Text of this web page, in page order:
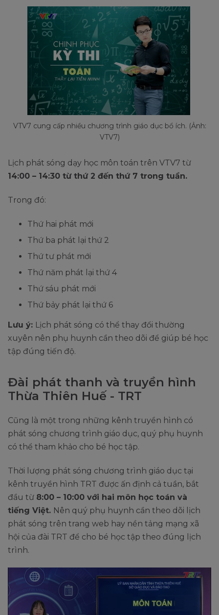
VTV7 cung cấp nhiều chương trình giáo dục bổ ích. (Ảnh:
VTV7)
Lịch phát sóng dạy học môn toán trên VTV7 từ
14:00 – 14:30 từ thứ 2 đến thứ 7 trong tuần.
Trong đó:
Thứ hai phát mới
Thứ ba phát lại thứ 2
Thứ tư phát mới
Thứ năm phát lại thứ 4
Thứ sáu phát mới
Thứ bảy phát lại thứ 6
Lưu ý: Lịch phát sóng có thể thay đổi thường
xuyên nên phụ huynh cần theo dõi để giúp bé học
tập đúng tiến độ.
Đài phát thanh và truyền hình
Thừa Thiên Huế - TRT
Cũng là một trong những kênh truyền hình có
phát sóng chương trình giáo dục, quý phụ huynh
có thể tham khảo cho bé học tập.
Thời lượng phát sóng chương trình giáo dục tại
kênh truyền hình TRT được ấn định cả tuần, bắt
đầu từ 8:00 – 10:00 với hai môn học toán và
tiếng Việt. Nên quý phụ huynh cần theo dõi lịch
phát sóng trên trang web hay nền tảng mạng xã
hội của đài TRT để cho bé học tập theo đúng lịch
trình.